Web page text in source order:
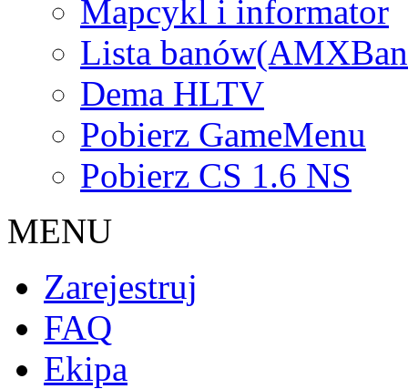
Mapcykl i informator
Lista
Dema HLTV
Pobierz GameMenu
Pobierz CS 1.6 NS
MENU
Zarejestruj
FAQ
Ekipa